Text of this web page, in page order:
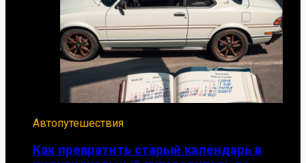
Автопутешествия
Как превратить старый календарь в